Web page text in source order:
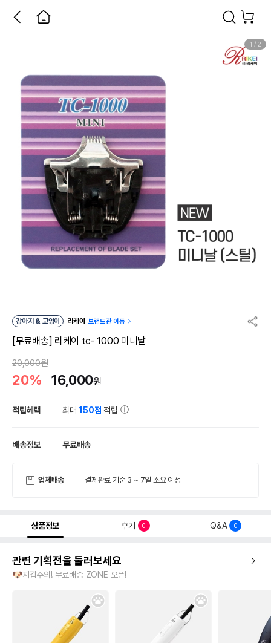
1 / 2
강아지 & 고양이 리케이 브랜드관 이동
[무료배송] 리케이 tc- 1000 미니날
20,000원
20% 16,000원
적립혜택 최대150점 적립
배송정보 무료배송
업체배송 결제완료 기준 3 ~ 7일 소요 예정
상품정보 후기 0 Q&A 0
관련 기획전을 둘러보세요
🐶지갑주의! 무료배송 ZONE 오픈!